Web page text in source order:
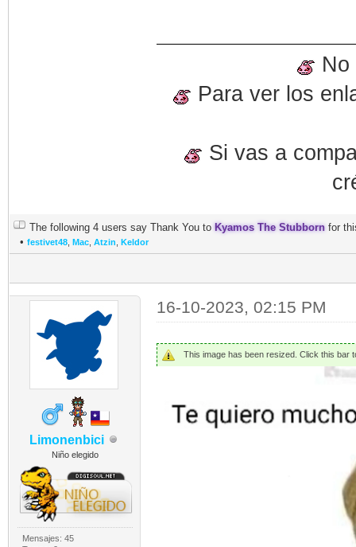
No
Para ver los
Si vas a
The following 4 users say Thank You to Kyamos The Stubborn for
• festivet48 Mac Atzin Keldor
Limonenbici
Niño elegido
Mensajes: 45
16-10-2023, 02:15 PM
This image has been resized. Click this bar